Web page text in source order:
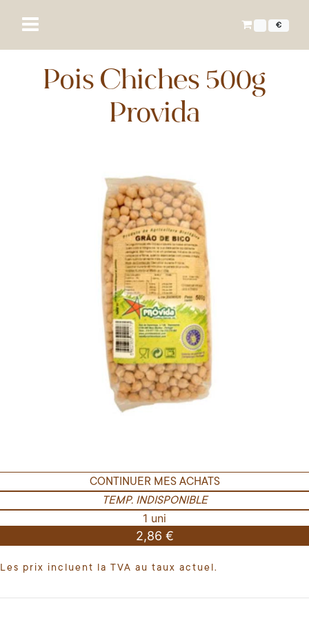
€
Pois Chiches 500g
Provida
CONTINUER MES ACHATS
TEMP. INDISPONIBLE
1 uni
2,86 €
Les prix incluent la TVA au taux actuel.